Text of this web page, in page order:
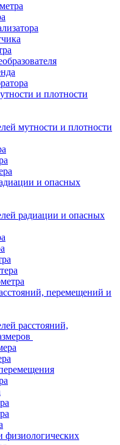
и плотности
мутности и плотности
и опасных
радиации и опасных
перемещений и
расстояний,
физиологических